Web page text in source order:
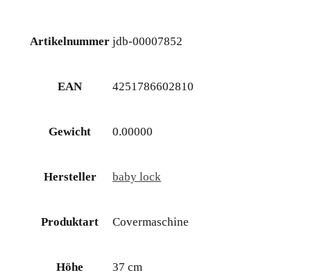
Artikelnummer jdb-00007852
EAN 4251786602810
Gewicht 0.00000
Hersteller baby lock
Produktart Covermaschine
Höhe 37 cm